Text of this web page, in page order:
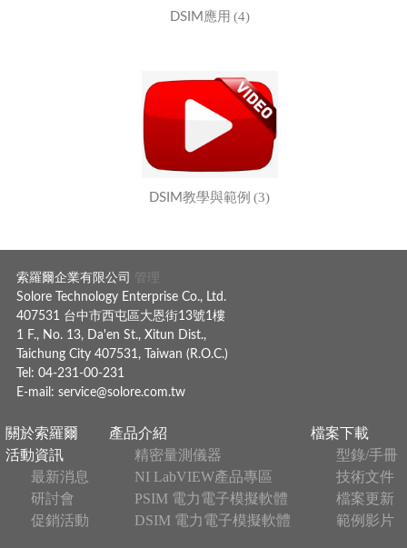
DSIM應用 (4)
DSIM教學與範例 (3)
索羅爾企業有限公司
管理
Solore Technology Enterprise Co., Ltd.
407531 台中市西屯區大恩街13號1樓
1 F., No. 13, Da'en St., Xitun Dist.,
Taichung City 407531, Taiwan (R.O.C.)
Tel: 04-231-00-231
E-mail: service@solore.com.tw
關於索羅爾
活動資訊
最新消息
研討會
促銷活動
產品介紹
精密量測儀器
NI LabVIEW產品專區
PSIM 電力電子模擬軟體
DSIM 電力電子模擬軟體
檔案下載
型錄/手冊
技術文件
檔案更新
範例影片